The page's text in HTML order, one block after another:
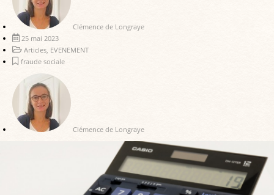
Clémence de Longraye
25 mai 2023
Articles EVENEMENT
fraude sociale
Clémence de Longraye